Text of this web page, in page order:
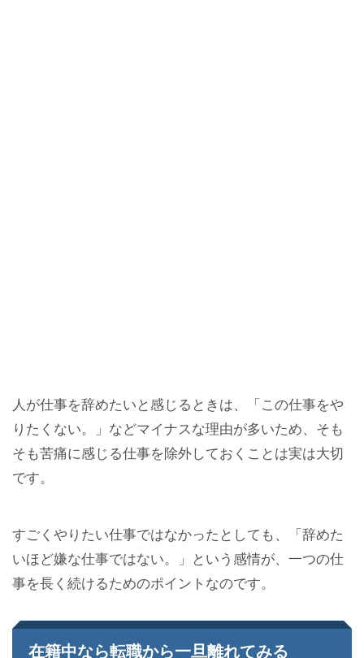
人が仕事を辞めたいと感じるときは、「この仕事をや
りたくない。」などマイナスな理由が多いため、そも
そも苦痛に感じる仕事を除外しておくことは実は大切
です。
すごくやりたい仕事ではなかったとしても、「辞めた
いほど嫌な仕事ではない。」という感情が、一つの仕
事を長く続けるためのポイントなのです。
在籍中なら転職から一旦離れてみる